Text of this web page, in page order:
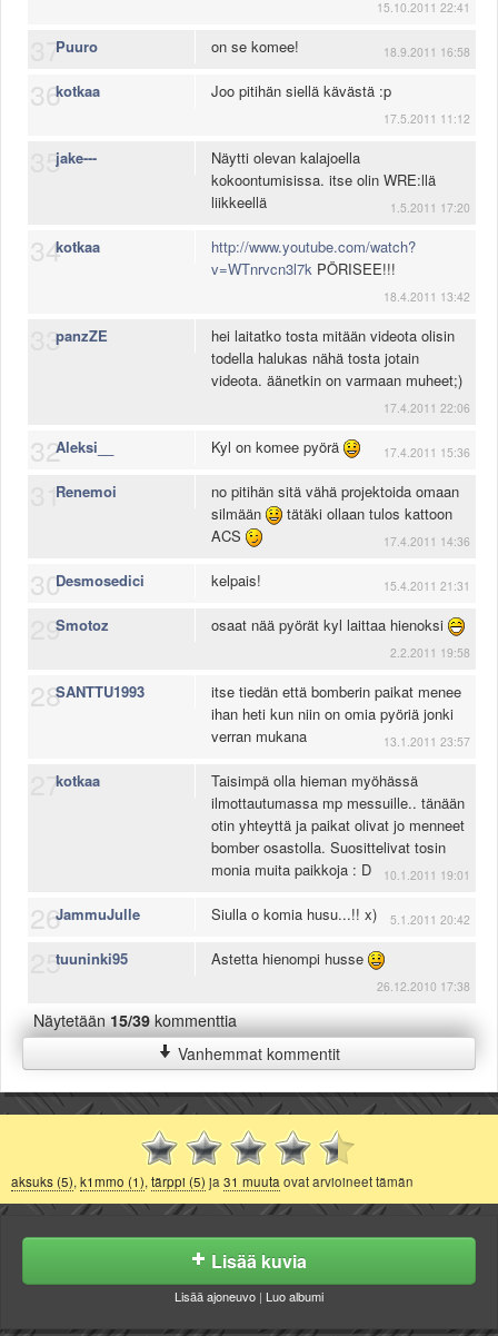
15.10.2011 22:41
37Puuro on se komee! 18.9.2011 16:58
36kotkaa Joo pitihän siellä kävästä :p
17.5.2011 11:12
35jake---
Näytti olevan kalajoella
kokoontumisissa. itse olin WRE:llä
liikkeellä
1.5.2011 17:20
34kotkaa
http://www.youtube.com/watch?
v=WTnrvcn3l7k PÖRISEE!!!
18.4.2011 13:42
33panzZE
hei laitatko tosta mitään videota olisin
todella halukas nähä tosta jotain
videota. äänetkin on varmaan muheet;)
17.4.2011 22:06
32Aleksi__ Kyl on komee pyörä 17.4.2011 15:36
31Renemoi
no pitihän sitä vähä projektoida omaan
silmään
tätäki ollaan tulos kattoon
ACS
17.4.2011 14:36
30Desmosedici kelpais! 15.4.2011 21:31
29Smotoz osaat nää pyörät kyl laittaa hienoksi
2.2.2011 19:58
28SANTTU1993
itse tiedän että bomberin paikat menee
ihan heti kun niin on omia pyöriä jonki
verran mukana
13.1.2011 23:57
27kotkaa
Taisimpä olla hieman myöhässä
ilmottautumassa mp messuille.. tänään
otin yhteyttä ja paikat olivat jo menneet
bomber osastolla. Suosittelivat tosin
monia muita paikkoja : D
10.1.2011 19:01
26JammuJulle Siulla o komia husu...!! x) 5.1.2011 20:42
25tuuninki95 Astetta hienompi husse
26.12.2010 17:38
Näytetään15/39kommenttia
Vanhemmat kommentit
aksuks (5),k1mmo (1),tärppi (5) ja31 muutaovat arvioineet tämän
Lisää kuvia
Lisää ajoneuvo | Luo albumi